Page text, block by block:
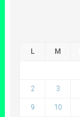
L M
2 3
9 10